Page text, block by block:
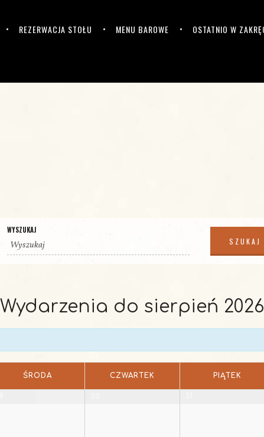
REZERWACJA STOŁU MENU BAROWE OSTATNIO W
WYSZUKAJ
Wydarzenia do sierpień 2026
ŚRODA CZWARTEK PIĄTEK